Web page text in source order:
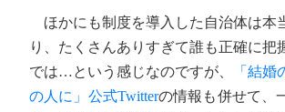
ほかにも制度を導入した自治体は本
り、たくさんありすぎて誰も正確に把
では…という感じなのですが、
「結婚
の人に」公式Twitterの情報も併せて、